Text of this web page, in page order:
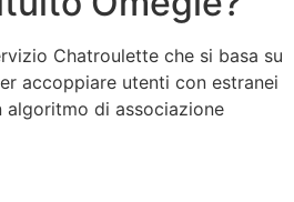
Chatroulette che si basa su
accoppiare utenti con estranei
algoritmo di associazione